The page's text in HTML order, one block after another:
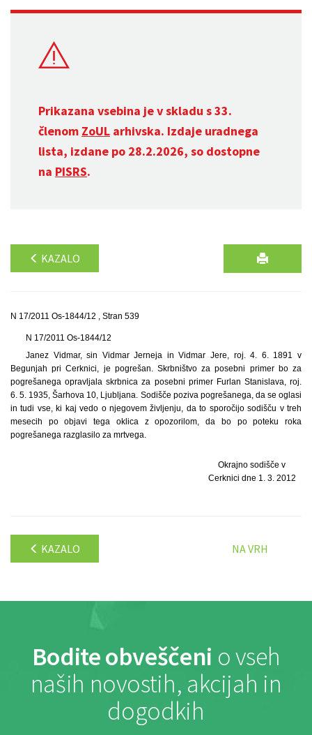
Prikazana vsebina je v skladu s 33.
členom ZoUL arhivska. Izdaje uradnega
lista, izdane po 28.2.2026, so dostopne
na PISRS.
KAZALO
N 17/2011 Os-1844/12 , Stran 539
N 17/2011 Os-1844/12
Janez Vidmar, sin Vidmar Jerneja in Vidmar Jere, roj. 4. 6. 1891 v
Begunjah pri Cerknici, je pogrešan. Skrbništvo za posebni primer bo za
pogrešanega opravljala skrbnica za posebni primer Furlan Stanislava, roj.
6. 5. 1935, Šarhova 10, Ljubljana. Sodišče poziva pogrešanega, da se oglasi
in tudi vse, ki kaj vedo o njegovem življenju, da to sporočijo sodišču v treh
mesecih po objavi tega oklica z opozorilom, da bo po poteku roka
pogrešanega razglasilo za mrtvega.
Okrajno sodišče v
Cerknici dne 1. 3. 2012
KAZALO NA VRH
Bodite obveščeni o vseh
naših novostih, akcijah in
dogodkih